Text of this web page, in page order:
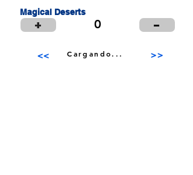
Magical Deserts
+ 0 -
Cargando...
<< >>